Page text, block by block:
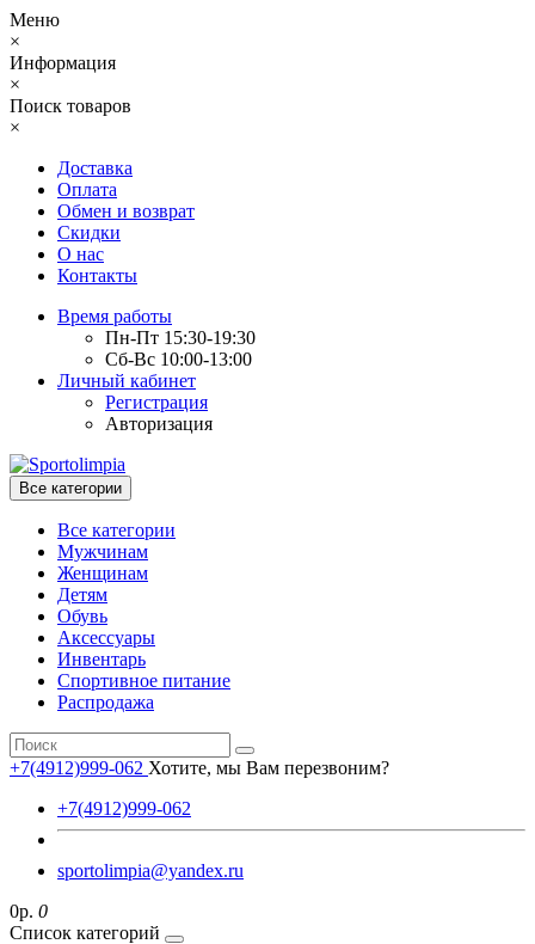
Меню
×
Информация
×
Поиск товаров
×
Доставка
Оплата
Обмен и возврат
Скидки
О нас
Контакты
Время работы
Пн-Пт 15:30-19:30
Сб-Вс 10:00-13:00
Личный кабинет
Регистрация
Авторизация
Все категории
Все категории
Мужчинам
Женщинам
Детям
Обувь
Аксессуары
Инвентарь
Спортивное питание
Распродажа
+7(4912)999-062 Хотите, мы Вам перезвоним?
+7(4912)999-062
sportolimpia@yandex.ru
0р. 0
Список категорий